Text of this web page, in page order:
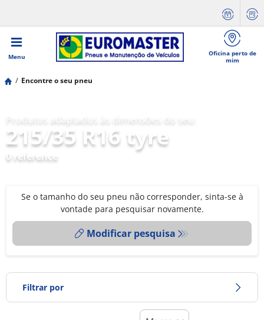
Menu
Oficina perto de
mim
Encontre o seu pneu
215/35 R16 tyre
0 reference
Se o tamanho do seu pneu não corresponder, sinta-se à
vontade para pesquisar novamente.
Modificar pesquisa
Filtrar por